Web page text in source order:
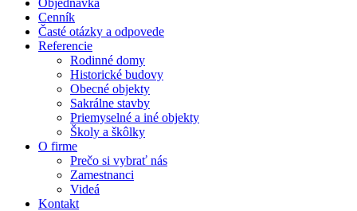
Cenník
Časté otázky a odpovede
Referencie
Rodinné domy
Historické budovy
Obecné objekty
Sakrálne stavby
Priemyselné a iné objekty
Školy a škôlky
O firme
Prečo si vybrať nás
Zamestnanci
Videá
Kontakt